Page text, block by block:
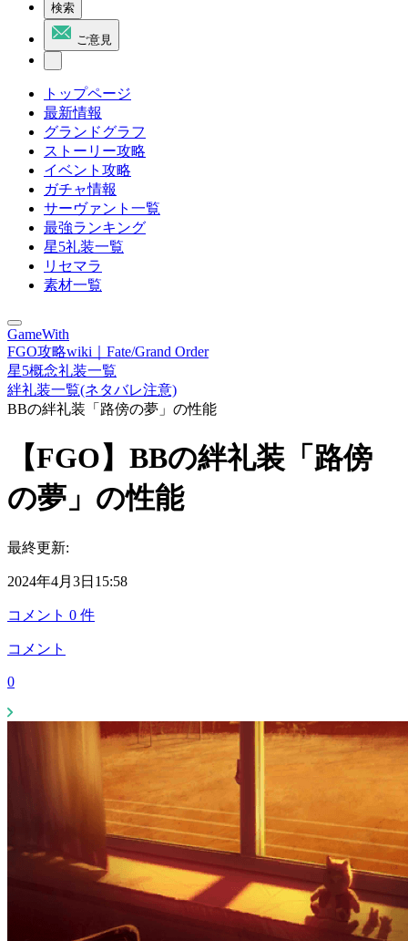
検索
ご意見
トップページ
最新情報
グランドグラフ
ストーリー攻略
イベント攻略
ガチャ情報
サーヴァント一覧
最強ランキング
星5礼装一覧
リセマラ
素材一覧
GameWith
FGO攻略wiki｜Fate/Grand Order
星5概念礼装一覧
絆礼装一覧(ネタバレ注意)
BBの絆礼装「路傍の夢」の性能
【FGO】BBの絆礼装「路傍
の夢」の性能
最終更新:
2024年4月3日15:58
コメント 0 件
コメント
0